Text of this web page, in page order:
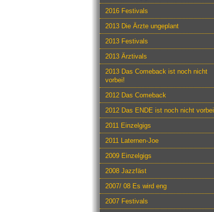
2016 Festivals
2013 Die Ärzte ungeplant
2013 Festivals
2013 Ärztivals
2013 Das Comeback ist noch nicht
vorbei!
2012 Das Comeback
2012 Das ENDE ist noch nicht vorbei
2011 Einzelgigs
2011 Laternen-Joe
2009 Einzelgigs
2008 Jazzfäst
2007/ 08 Es wird eng
2007 Festivals